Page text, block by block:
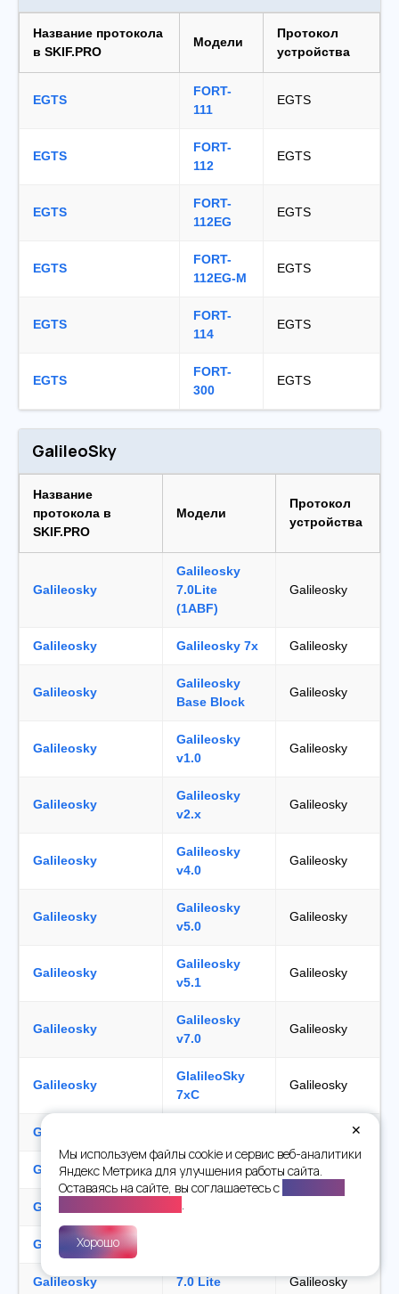
Название протокола
в SKIF.PRO
Модели
Протокол
устройства
EGTS
FORT-
111
EGTS
EGTS
FORT-
112
EGTS
EGTS
FORT-
112EG
EGTS
EGTS
FORT-
112EG-М
EGTS
EGTS
FORT-
114
EGTS
EGTS
FORT-
300
EGTS
GalileoSky
Название
протокола в
SKIF.PRO
Модели
Протокол
устройства
Galileosky
Galileosky
7.0Lite
(1ABF)
Galileosky
Galileosky Galileosky 7x Galileosky
Galileosky
Galileosky
Base Block
Galileosky
Galileosky
Galileosky
v1.0
Galileosky
Galileosky
Galileosky
v2.x
Galileosky
Galileosky
Galileosky
v4.0
Galileosky
Galileosky
Galileosky
v5.0
Galileosky
Galileosky
Galileosky
v5.1
Galileosky
Galileosky
Galileosky
v7.0
Galileosky
Galileosky
GlalileoSky
7xC
Galileosky
Galileosky
Galileosky 10 Hub Galileosky
Galileosky 10 Plus
Galileosky
Galileosky 7.0 Lite Galileosky
Мы используем файлы cookie и сервис веб-аналитики
Яндекс Метрика для улучшения работы сайта.
Оставаясь на сайте, вы соглашаетесь с
.
✕
Хорошо